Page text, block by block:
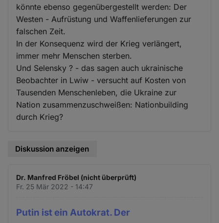
könnte ebenso gegenübergestellt werden: Der
Westen - Aufrüstung und Waffenlieferungen zur
falschen Zeit.
In der Konsequenz wird der Krieg verlängert,
immer mehr Menschen sterben.
Und Selensky ? - das sagen auch ukrainische
Beobachter in Lwiw - versucht auf Kosten von
Tausenden Menschenleben, die Ukraine zur
Nation zusammenzuschweißen: Nationbuilding
durch Krieg?
Diskussion anzeigen
Dr. Manfred Fröbel (nicht überprüft)
Fr. 25 Mär 2022 - 14:47
Putin ist ein Autokrat. Der